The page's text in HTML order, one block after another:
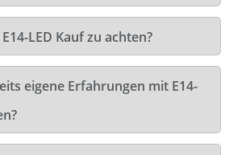
LED Kauf zu achten?
eigene Erfahrungen mit E14-